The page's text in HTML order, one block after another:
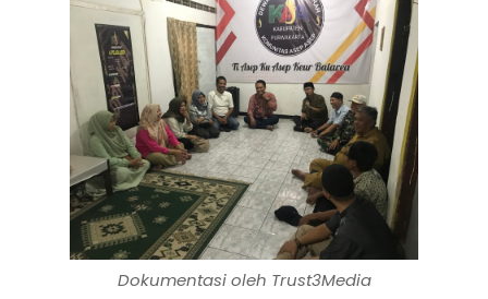
Dokumentasi oleh Trust3Media